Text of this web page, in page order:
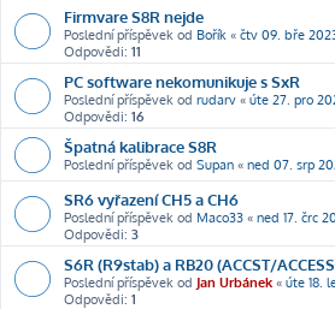
Firmvare S8R nejde
Poslední příspěvek od Bořík « čtv 09. bře
Odpovědi: 11
PC software nekomunikuje s SxR
Poslední příspěvek od rudarv « úte 27. pro
Odpovědi: 16
Špatná kalibrace S8R
Poslední příspěvek od Supan « ned 07. srp
SR6 vyřazení CH5 a CH6
Poslední příspěvek od Maco33 « ned 17. črc
Odpovědi: 3
S6R (R9stab) a RB20 (ACCST/
Poslední příspěvek od Jan Urbánek « úte 18.
Odpovědi: 1